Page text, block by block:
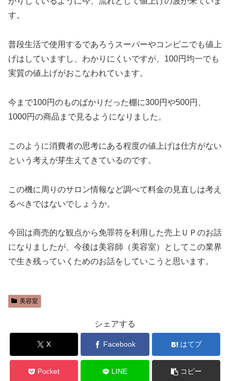
す。
普段生活で使用するであろうスーパーやコンビニでも値上
げはしていますし、わかりにくいですが、100円均一でも
実質の値上げがおこなわれています。
今まで100円のものばかりだった棚に300円や500円、
1000円の商品まで見るようになりました。
このように消費者の思考にある程度の値上げは仕方がない
という考えが芽生えてきているのです。
この機に周りのサロン情報など調べて料金の見直しは考え
るべきではないでしょうか。
今回は商売的な観点から免罪符を利用した売上ＵＰのお話
になりましたが、今後は美容師（美容室）としてこの業界
で生き残っていくためのお話をしていこうと思います。
美容室
シェアする
X Facebook はてブ
Pocket LINE コピー